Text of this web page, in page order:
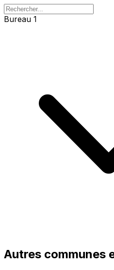
Bureau 1
Autres communes